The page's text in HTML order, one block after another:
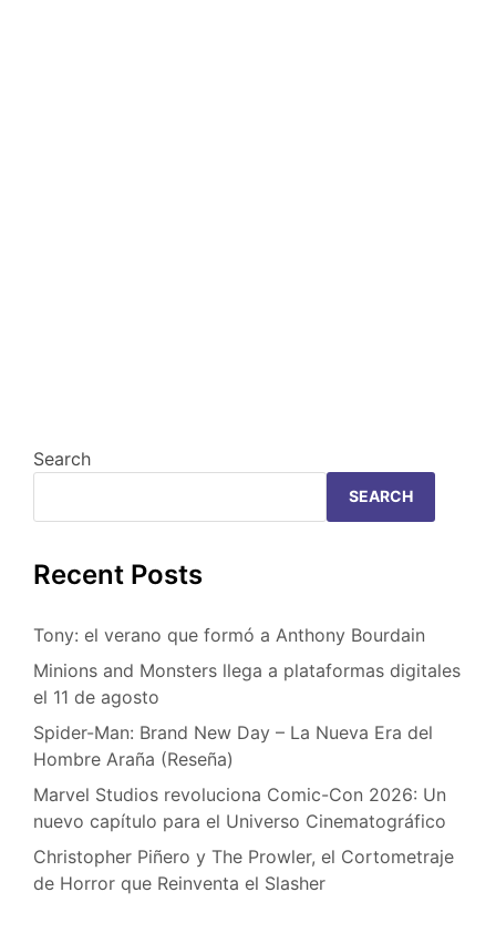
Search
SEARCH
Recent Posts
Tony: el verano que formó a Anthony Bourdain
Minions and Monsters llega a plataformas digitales
el 11 de agosto
Spider-Man: Brand New Day – La Nueva Era del
Hombre Araña (Reseña)
Marvel Studios revoluciona Comic-Con 2026: Un
nuevo capítulo para el Universo Cinematográfico
Christopher Piñero y The Prowler, el Cortometraje
de Horror que Reinventa el Slasher